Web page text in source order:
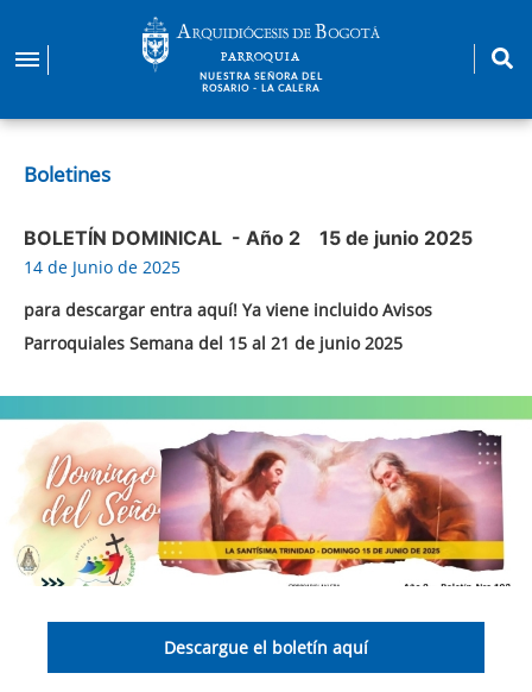
contenido
PARROQUIA
NUESTRA SEÑORA DEL
ROSARIO - LA CALERA
Boletines
BOLETÍN DOMINICAL - Año 2 15 de junio 2025
14 de Junio de 2025
para descargar entra aquí! Ya viene incluido Avisos
Parroquiales Semana del 15 al 21 de junio 2025
Descargue el boletín aquí